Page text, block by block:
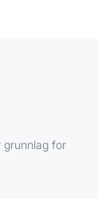
grunnlag for